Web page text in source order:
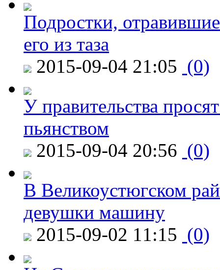
Подростки,
его из таза
2015-09-04 21:05 (0)
У правительства
пьянством
2015-09-04 20:56 (0)
В Великоустюгском
девушки машину
2015-09-02 11:15 (0)